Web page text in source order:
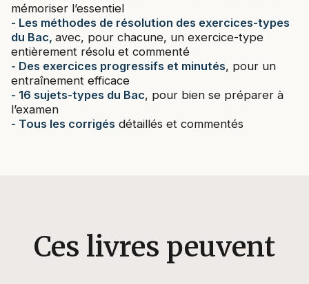
mémoriser l’essentiel
- Les méthodes de résolution des exercices-types
du Bac, avec, pour chacune, un exercice-type
entièrement résolu et commenté
- Des exercices progressifs et minutés, pour un
entraînement efficace
- 16 sujets-types du Bac, pour bien se préparer à
l’examen
- Tous les corrigés détaillés et commentés
Ces livres peuvent